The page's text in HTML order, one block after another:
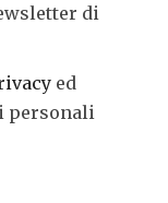
di
ed
personali